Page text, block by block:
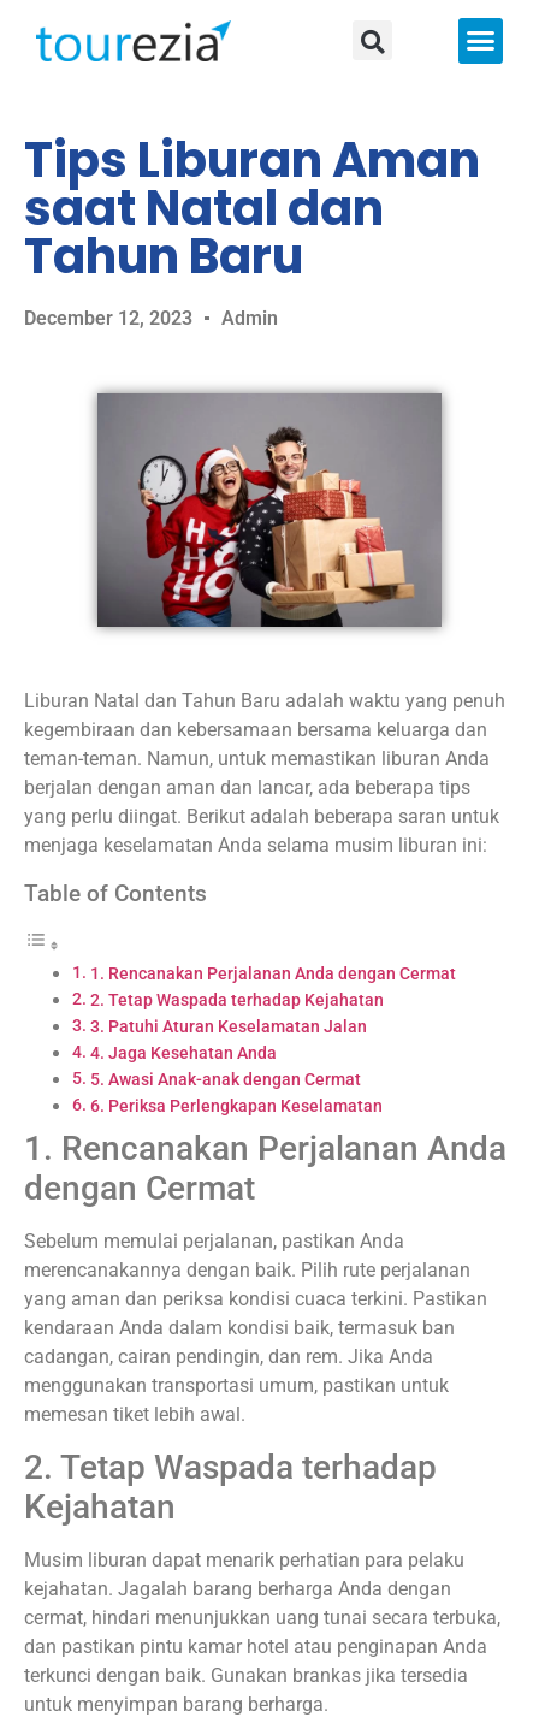
Tips Liburan Aman
saat Natal dan
Tahun Baru
December 12, 2023 Admin
Liburan Natal dan Tahun Baru adalah waktu yang penuh
kegembiraan dan kebersamaan bersama keluarga dan
teman-teman. Namun, untuk memastikan liburan Anda
berjalan dengan aman dan lancar, ada beberapa tips
yang perlu diingat. Berikut adalah beberapa saran untuk
menjaga keselamatan Anda selama musim liburan ini:
Table of Contents
1. Rencanakan Perjalanan Anda dengan Cermat
2. Tetap Waspada terhadap Kejahatan
3. Patuhi Aturan Keselamatan Jalan
4. Jaga Kesehatan Anda
5. Awasi Anak-anak dengan Cermat
6. Periksa Perlengkapan Keselamatan
1. Rencanakan Perjalanan Anda
dengan Cermat
Sebelum memulai perjalanan, pastikan Anda
merencanakannya dengan baik. Pilih rute perjalanan
yang aman dan periksa kondisi cuaca terkini. Pastikan
kendaraan Anda dalam kondisi baik, termasuk ban
cadangan, cairan pendingin, dan rem. Jika Anda
menggunakan transportasi umum, pastikan untuk
memesan tiket lebih awal.
2. Tetap Waspada terhadap
Kejahatan
Musim liburan dapat menarik perhatian para pelaku
kejahatan. Jagalah barang berharga Anda dengan
cermat, hindari menunjukkan uang tunai secara terbuka,
dan pastikan pintu kamar hotel atau penginapan Anda
terkunci dengan baik. Gunakan brankas jika tersedia
untuk menyimpan barang berharga.